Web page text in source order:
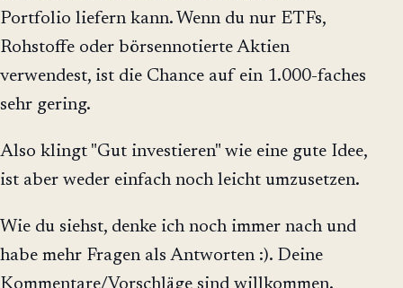
Portfolio liefern kann. Wenn du nur ETFs,
Rohstoffe oder börsennotierte Aktien
verwendest, ist die Chance auf ein 1.000-faches
sehr gering.
Also klingt "Gut investieren" wie eine gute Idee,
ist aber weder einfach noch leicht umzusetzen.
Wie du siehst, denke ich noch immer nach und
habe mehr Fragen als Antworten :). Deine
Kommentare/Vorschläge sind willkommen.